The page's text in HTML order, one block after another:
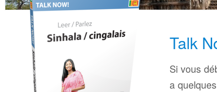
Talk
Si vous
a